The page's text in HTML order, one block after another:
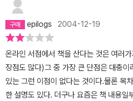
epilogs 2004-12-19
온라인 서점에서 책을 산다는 것은 여러
장점도 많다)그 중 가장 큰 단점은 대충이
있는 그런 이점이 없다는 것이다.물론 목
한 설명도 있다. 더구나 요즘은 책 내용일